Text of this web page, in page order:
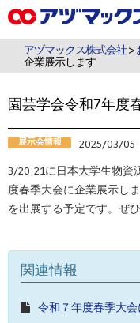
アヅマックスは、機能材料
品・飼料・環境・
アヅマックス株式会社>
企業展示します
園芸学会令和7年度
展示会情報
2025/03/05
3/20-21に日本大学生物資
度春季大会に企業展示し
を出展する予定です。ぜ
関連情報
令和７年度春季大